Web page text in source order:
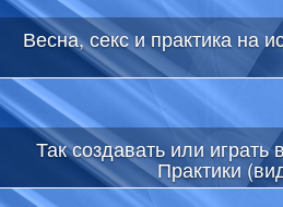
Весна, секс и практика на
Так создавать или играть
Практики